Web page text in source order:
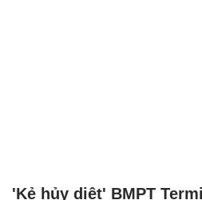
'Kẻ hủy diệt' BMPT